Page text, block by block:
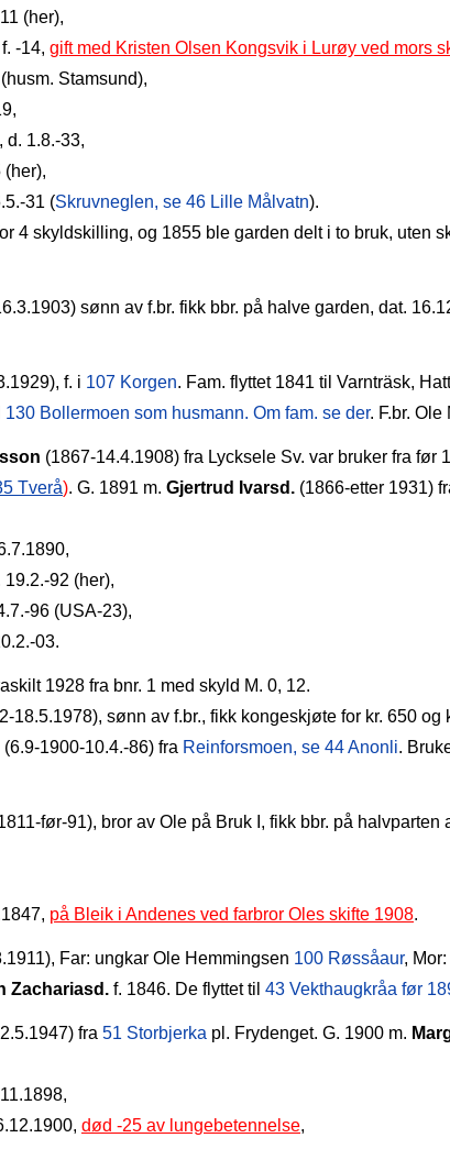
(her),
-14, gift med Kristen Olsen Kongsvik i Lurøy ved mors
Stamsund),
d. 1.8.‑33,
(her),
(Skruvneglen, se 46 Lille Målvatn).
4 skyldskilling, og 1855 ble garden delt i to bruk, uten
sønn av f.br. fikk bbr. på halve garden, dat.
f. i 107 Korgen. Fam. flyttet 1841 til Varnträsk,
130 Bollermoen som husmann. Om fam. se der. F.br.
(1867‑14.4.1908) fra Lycksele Sv. var bruker fra før
Tverå). G. 1891 m. Gjertrud Ivarsd. (1866‑etter 1931)
(her),
(USA‑23),
1928 fra bnr. 1 med skyld M. 0, 12.
sønn av f.br., fikk kongeskjøte for kr. 650
(6.9‑1900‑10.4.‑86) fra Reinforsmoen, se 44 Anonli.
bror av Ole på Bruk I, fikk bbr. på halvparten
på Bleik i Andenes ved farbror Oles skifte 1908.
Far: ungkar Ole Hemmingsen 100 Røssåaur,
Zachariasd. f. 1846. De flyttet til 43 Vekthaugkråa før
fra 51 Storbjerka pl. Frydenget. G. 1900 m.
død -25 av lungebetennelse,